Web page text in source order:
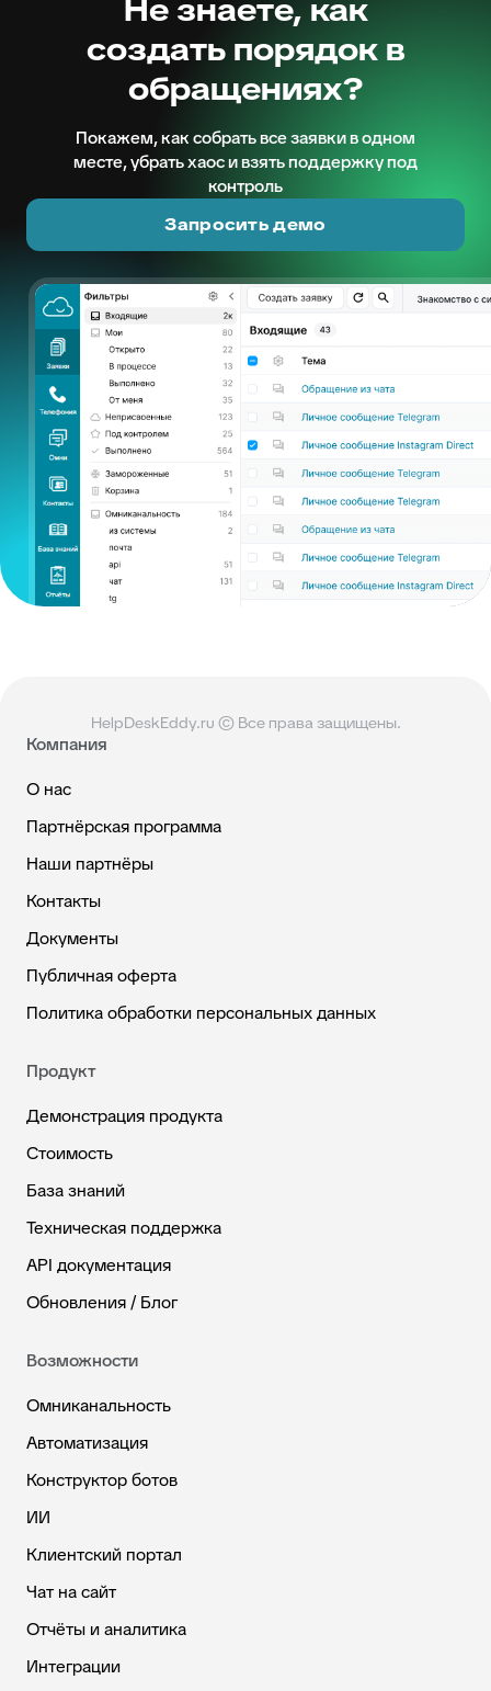
Не знаете, как
создать порядок в
обращениях?
Покажем, как собрать все заявки в одном
месте, убрать хаос и взять поддержку под
контроль
Запросить демо
HelpDeskEddy.ru © Все права защищены.
Компания
О нас
Партнёрская программа
Наши партнёры
Контакты
Документы
Публичная оферта
Политика обработки персональных данных
Продукт
Демонстрация продукта
Стоимость
База знаний
Техническая поддержка
API документация
Обновления / Блог
Возможности
Омниканальность
Автоматизация
Конструктор ботов
ИИ
Клиентский портал
Чат на сайт
Отчёты и аналитика
Интеграции